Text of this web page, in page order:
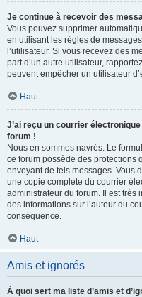
Je continue à recevoir des
Vous pouvez supprimer
en utilisant les règles de
l’utilisateur. Si vous recevez des
part d’un autre utilisateur,
peuvent empêcher un utilisateur
Haut
J’ai reçu un courrier
forum !
Nous en sommes navrés. Le
ce forum possède des protections
envoyant de tels messages. Vous
une copie complète du courrier
administrateur du forum. Il est très
des informations sur l’auteur du
conséquence.
Haut
Amis et ignorés
À quoi sert ma liste d’amis et